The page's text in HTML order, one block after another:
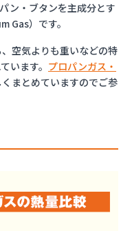
ン・ブタンを主成分とす
Gas）です。
空気よりも重いなどの特
います。 プロパンガス・
まとめていますのでご参